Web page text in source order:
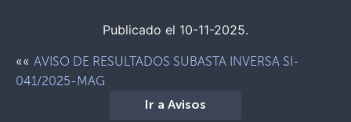
Publicado el 10-11-2025.
«« AVISO DE RESULTADOS SUBASTA INVERSA SI-
041/2025-MAG
Ir a Avisos